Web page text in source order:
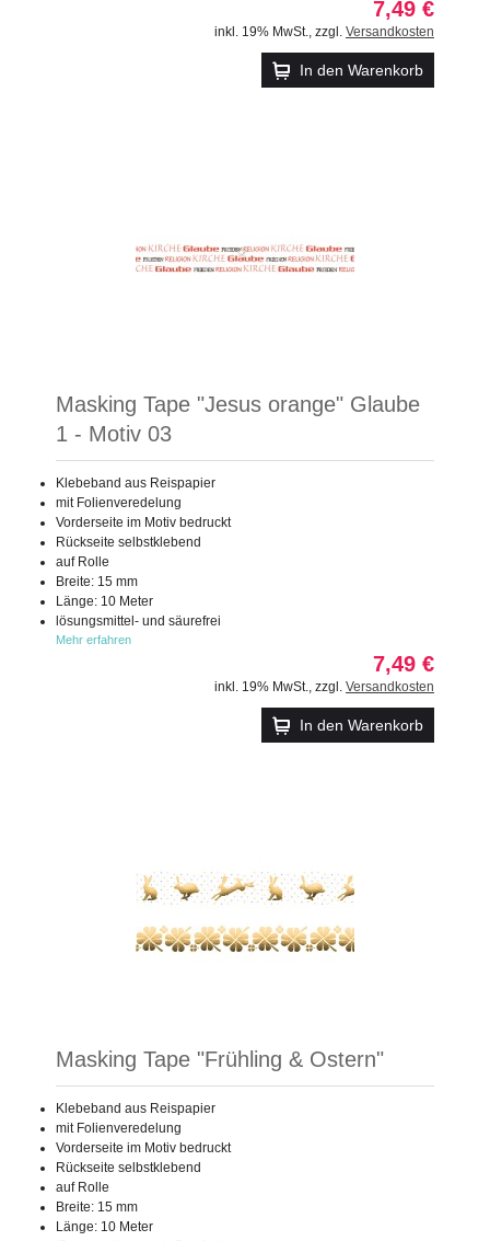
7,49 €
inkl. 19% MwSt. zzgl. Versandkosten
In den Warenkorb
Masking Tape "Jesus orange" Glaube
1 - Motiv 03
Klebeband aus Reispapier
mit Folienveredelung
Vorderseite im Motiv bedruckt
Rückseite selbstklebend
auf Rolle
Breite: 15 mm
Länge: 10 Meter
lösungsmittel- und säurefrei
Mehr erfahren
7,49 €
inkl. 19% MwSt. zzgl. Versandkosten
In den Warenkorb
Masking Tape "Frühling & Ostern"
Klebeband aus Reispapier
mit Folienveredelung
Vorderseite im Motiv bedruckt
Rückseite selbstklebend
auf Rolle
Breite: 15 mm
Länge: 10 Meter